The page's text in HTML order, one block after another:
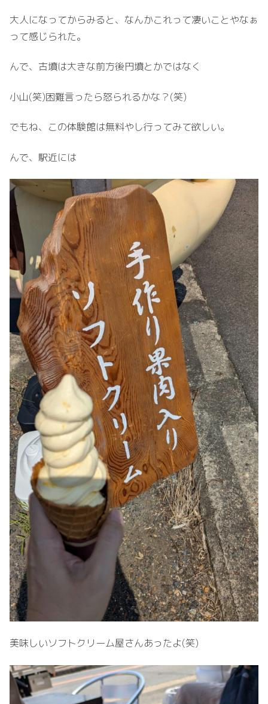
大人になってからみると、なんかこれって凄いことやなぁ
って感じられた。
んで、古墳は大きな前方後円墳とかではなく
小山(笑)困難言ったら怒られるかな？(笑)
でもね、この体験館は無料やし行ってみて欲しい。
んで、駅近には
美味しいソフトクリーム屋さんあったよ(笑)